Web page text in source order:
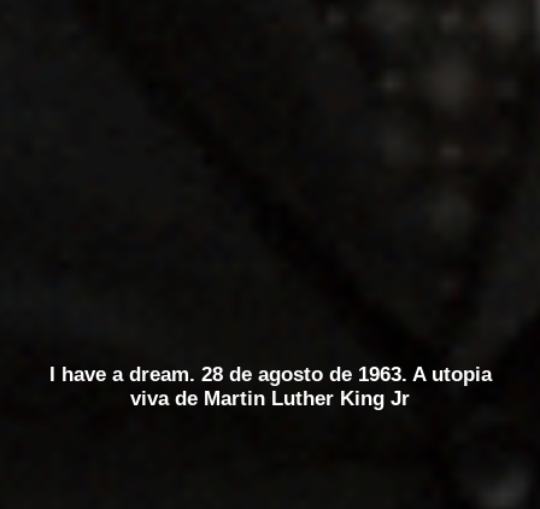
I have a dream. 28 de agosto de 1963. A utopia
viva de Martin Luther King Jr